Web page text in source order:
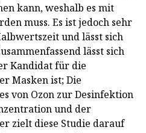
kann, weshalb es mit
muss. Es ist jedoch sehr
und lässt sich
lässt sich
Kandidat für die
Masken ist; Die
von Ozon zur Desinfektion
und der
zielt diese Studie darauf